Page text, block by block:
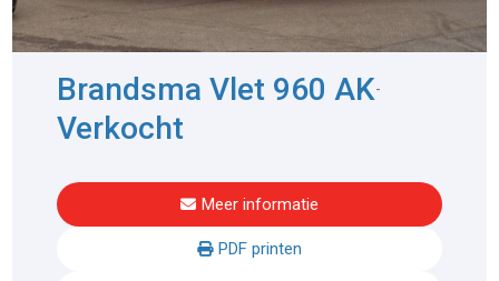
Brandsma Vlet 960 AK-
Verkocht
Meer informatie
PDF printen